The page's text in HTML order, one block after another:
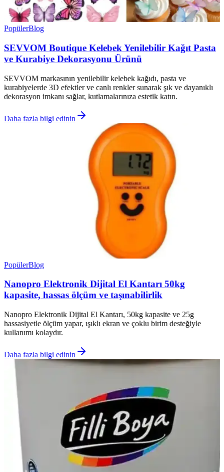
PopülerBlog
SEVVOM Boutique Kelebek Yenilebilir Kağıt Pasta
ve Kurabiye Dekorasyonu Ürünü
SEVVOM markasının yenilebilir kelebek kağıdı, pasta ve
kurabiyelerde 3D efektler ve canlı renkler sunarak şık ve dayanıklı
dekorasyon imkanı sağlar, kutlamalarınıza estetik katın.
Daha fazla bilgi edinin
PopülerBlog
Nanopro Elektronik Dijital El Kantarı 50kg
kapasite, hassas ölçüm ve taşınabilirlik
Nanopro Elektronik Dijital El Kantarı, 50kg kapasite ve 25g
hassasiyetle ölçüm yapar, ışıklı ekran ve çoklu birim desteğiyle
kullanımı kolaydır.
Daha fazla bilgi edinin